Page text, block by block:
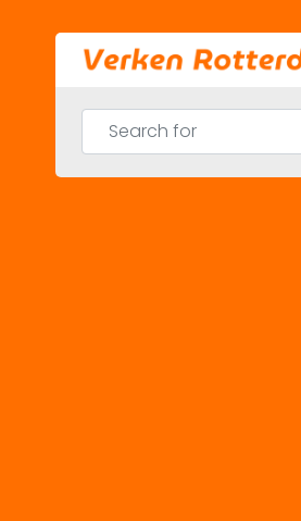
Search for